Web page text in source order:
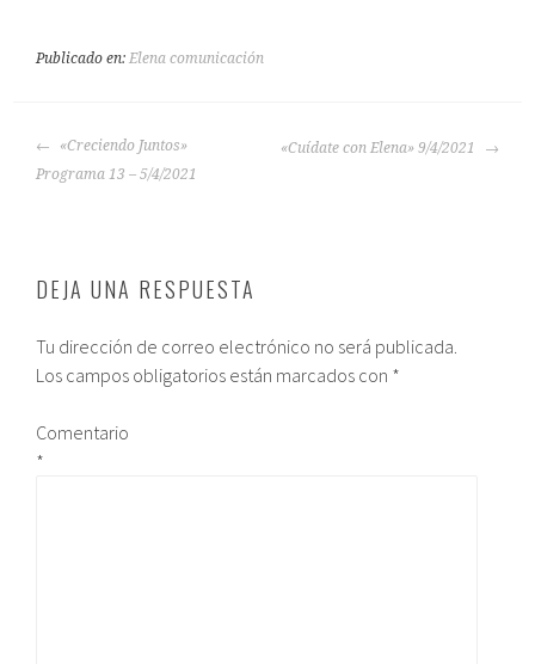
Publicado en:Elena comunicación
«Creciendo Juntos»
Programa 13 – 5/4/2021
«Cuídate con Elena» 9/4/2021
DEJA UNA RESPUESTA
Tu dirección de correo electrónico no será publicada.
Los campos obligatorios están marcados con *
Comentario
*